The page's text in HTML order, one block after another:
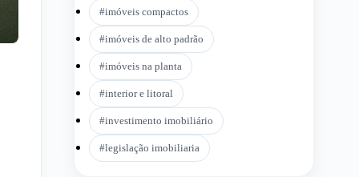
#imóveis compactos
#imóveis de alto padrão
#imóveis na planta
#interior e litoral
#investimento imobiliário
#legislação imobiliaria